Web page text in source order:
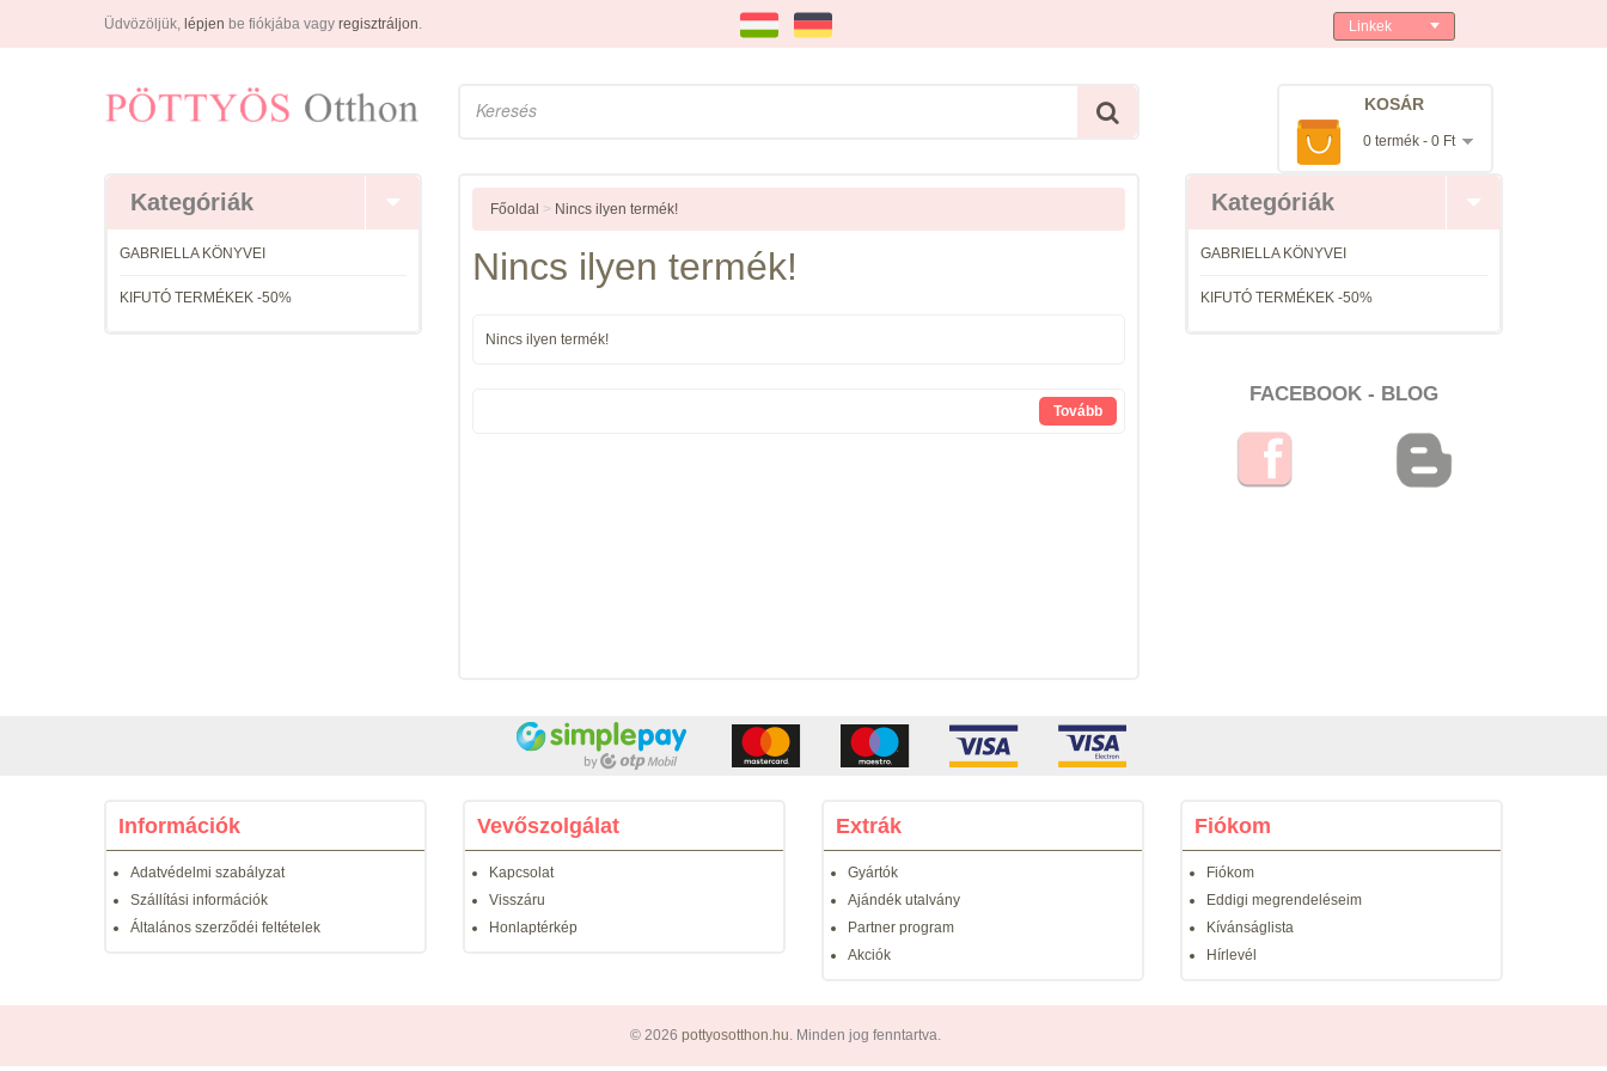
Üdvözöljük, lépjen be fiókjába vagy regisztráljon. Linkek
KOSÁR
0 termék - 0 Ft
Kategóriák
GABRIELLA KÖNYVEI
KIFUTÓ TERMÉKEK -50%
Kategóriák
GABRIELLA KÖNYVEI
KIFUTÓ TERMÉKEK -50%
FACEBOOK - BLOG
Főoldal > Nincs ilyen termék!
Nincs ilyen termék!
Nincs ilyen termék!
Tovább
Információk
Adatvédelmi szabályzat
Szállítási információk
Általános szerződéi feltételek
Vevőszolgálat
Kapcsolat
Visszáru
Honlaptérkép
Extrák
Gyártók
Ajándék utalvány
Partner program
Akciók
Fiókom
Fiókom
Eddigi megrendeléseim
Kívánságlista
Hírlevél
© 2026 pottyosotthon.hu. Minden jog fenntartva.